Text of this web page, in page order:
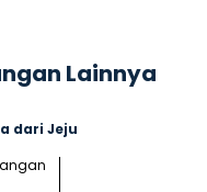
Lainnya
dari Jeju